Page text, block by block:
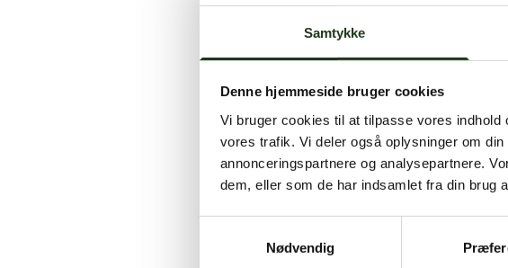
Samtykke
Denne hjemmeside bruger cookies
Vi bruger cookies til at tilpasse vores
vores trafik. Vi deler også oplysninger om
annonceringspartnere og analysepartnere.
dem, eller som de har indsamlet fra din brug
Nødvendig
21 % angav, at dødsfaldet af deres
oplevet – mere belastende end tab
Symptomerne på alvorlig, langvarig
med dem ved menneskelige tab.
Pet loss udgjorde 8,1 % af alle
overgået af tab af forælder eller barn.
Forskerne konkluderer, at
Andre understøttende